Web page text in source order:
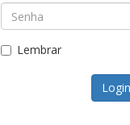
Lembrar